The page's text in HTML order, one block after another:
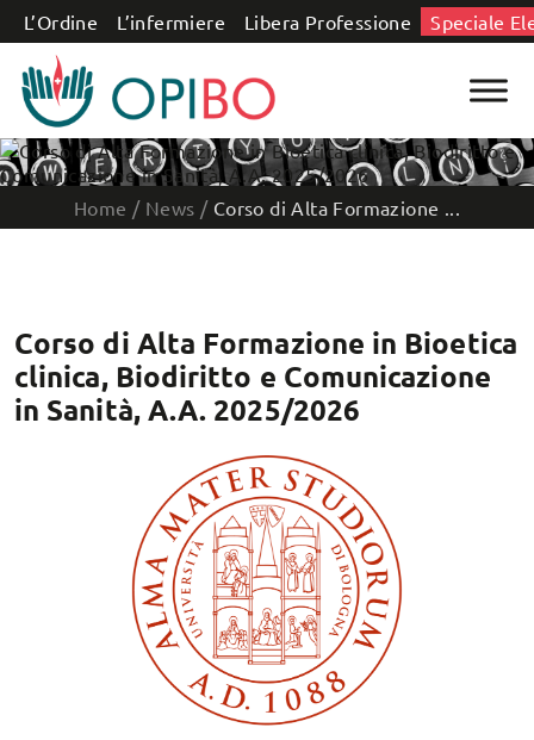
Salta al contenuto
L’Ordine L’infermiere Libera Professione Speciale
Home / News / Corso di Alta Formazione ...
Corso di Alta Formazione in Bioetica
clinica, Biodiritto e Comunicazione
in Sanità, A.A. 2025/2026